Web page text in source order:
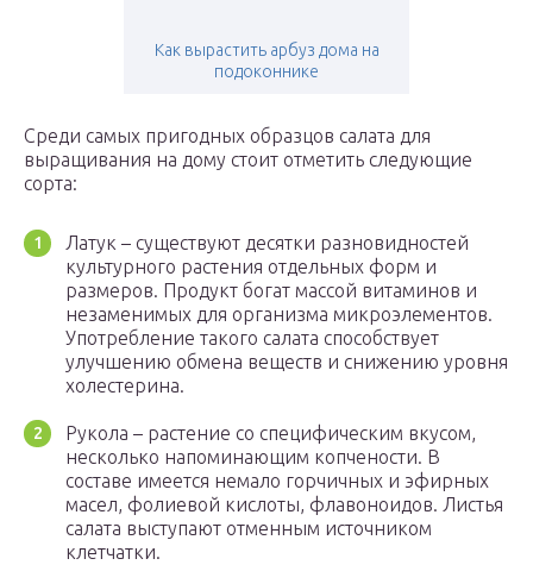
Как вырастить арбуз дома на
подоконнике
Среди самых пригодных образцов салата для
выращивания на дому стоит отметить следующие
сорта:
Латук – существуют десятки разновидностей
культурного растения отдельных форм и
размеров. Продукт богат массой витаминов и
незаменимых для организма микроэлементов.
Употребление такого салата способствует
улучшению обмена веществ и снижению уровня
холестерина.
Рукола – растение со специфическим вкусом,
несколько напоминающим копчености. В
составе имеется немало горчичных и эфирных
масел, фолиевой кислоты, флавоноидов. Листья
салата выступают отменным источником
клетчатки.